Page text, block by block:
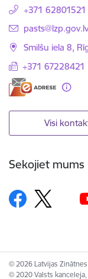
+371 62801521
E-pasts:
pasts@lzp.gov.lv
Smilšu iela 8,
+371 67228421
Visi
Sekojiet mums
© 2026 Latvijas
© 2020 Valsts